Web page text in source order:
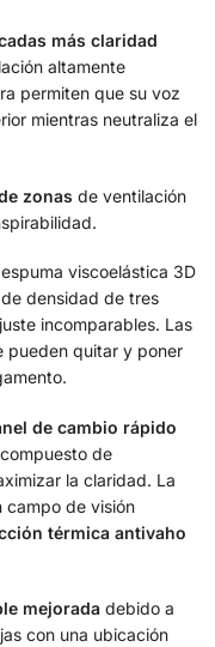
más claridad
altamente
permiten que su voz
mientras neutraliza el
zonas de ventilación
viscoelástica 3D
densidad de tres
incomparables. Las
pueden quitar y poner
de cambio rápido
de
la claridad. La
campo de visión
térmica antivaho
mejorada debido a
con una ubicación